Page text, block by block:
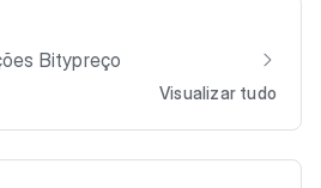
Bitypreço
Visualizar tudo